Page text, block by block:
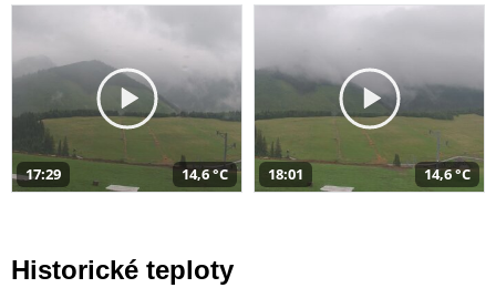
17:29 14,6 °C 18:01 14,6 °C
Historické teploty